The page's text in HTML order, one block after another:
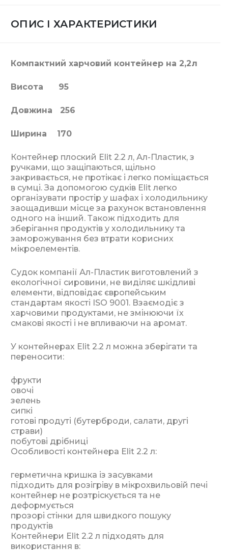
ОПИС І ХАРАКТЕРИСТИКИ
Компактний харчовий контейнер на 2,2л
Висота 95
Довжина 256
Ширина 170
Контейнер плоский Elit 2.2 л, Ал-Пластик, з
ручками, що защіпаються, щільно
закривається, не протікає і легко поміщається
в сумці. За допомогою судків Elit легко
організувати простір у шафах і холодильнику
заощадивши місце за рахунок встановлення
одного на інший. Також підходить для
зберігання продуктів у холодильнику та
заморожування без втрати корисних
мікроелементів.
Судок компанії Ал-Пластик виготовлений з
екологічної сировини, не виділяє шкідливі
елементи, відповідає європейським
стандартам якості ISO 9001. Взаємодіє з
харчовими продуктами, не змінюючи їх
смакові якості і не впливаючи на аромат.
У контейнерах Elit 2.2 л можна зберігати та
переносити:
фрукти
овочі
зелень
сипкі
готові продуті (бутерброди, салати, другі
страви)
побутові дрібниці
Особливості контейнера Elit 2.2 л:
герметична кришка із засувками
підходить для розігріву в мікрохвильовій печі
контейнер не розтріскується та не
деформується
прозорі стінки для швидкого пошуку
продуктів
Контейнери Elit 2.2 л підходять для
використання в: